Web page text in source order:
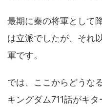
最期に秦の将軍として
は立派でしたが、それ
軍です。
では、ここからどうな
キングダム711話がキタ